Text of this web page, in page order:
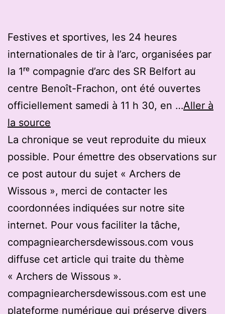
Festives et sportives, les 24 heures
internationales de tir à l’arc, organisées par
la 1ʳᵉ compagnie d’arc des SR Belfort au
centre Benoît-Frachon, ont été ouvertes
officiellement samedi à 11 h 30, en …Aller à
la source
La chronique se veut reproduite du mieux
possible. Pour émettre des observations sur
ce post autour du sujet « Archers de
Wissous », merci de contacter les
coordonnées indiquées sur notre site
internet. Pour vous faciliter la tâche,
compagniearchersdewissous.com vous
diffuse cet article qui traite du thème
« Archers de Wissous ».
compagniearchersdewissous.com est une
plateforme numérique qui préserve divers